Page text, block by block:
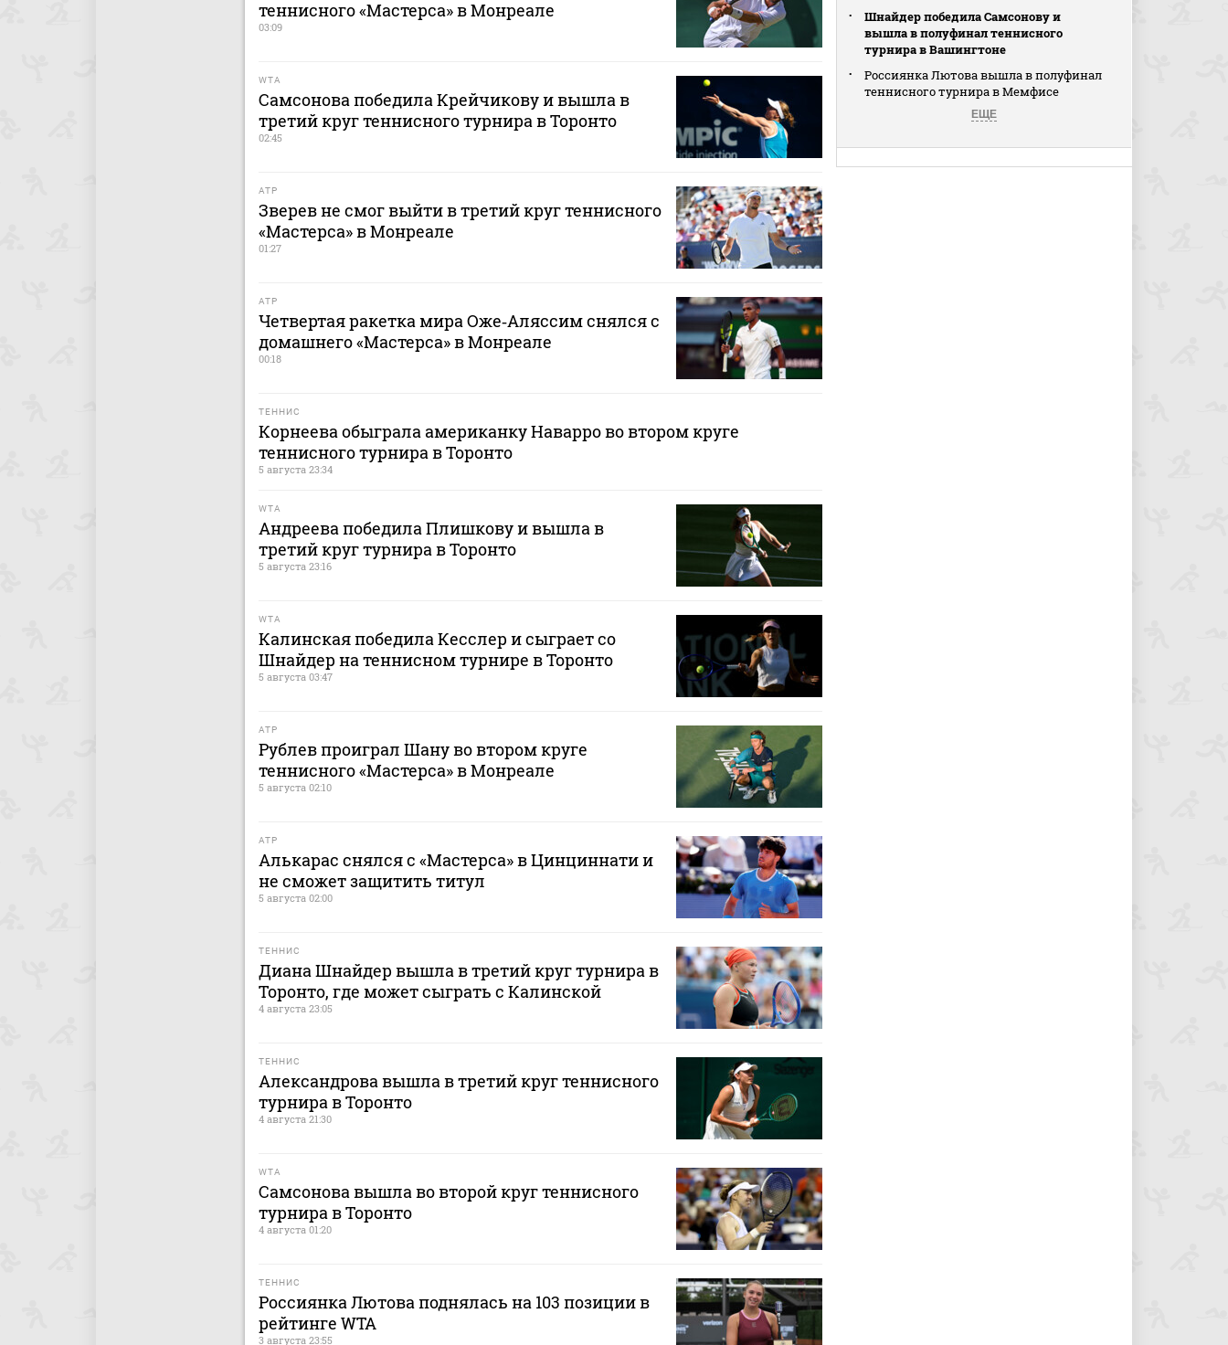
теннисного «Мастерса» в Монреале
03:09
WTA
Самсонова победила Крейчикову и вышла в
третий круг теннисного турнира в Торонто
02:45
ATP
Зверев не смог выйти в третий круг теннисного
«Мастерса» в Монреале
01:27
ATP
Четвертая ракетка мира Оже‑Аляссим снялся с
домашнего «Мастерса» в Монреале
00:18
ТЕННИС
Корнеева обыграла американку Наварро во втором круге
теннисного турнира в Торонто
5 августа 23:34
WTA
Андреева победила Плишкову и вышла в
третий круг турнира в Торонто
5 августа 23:16
WTA
Калинская победила Кесслер и сыграет со
Шнайдер на теннисном турнире в Торонто
5 августа 03:47
ATP
Рублев проиграл Шану во втором круге
теннисного «Мастерса» в Монреале
5 августа 02:10
ATP
Алькарас снялся с «Мастерса» в Цинциннати и
не сможет защитить титул
5 августа 02:00
ТЕННИС
Диана Шнайдер вышла в третий круг турнира в
Торонто, где может сыграть с Калинской
4 августа 23:05
ТЕННИС
Александрова вышла в третий круг теннисного
турнира в Торонто
4 августа 21:30
WTA
Самсонова вышла во второй круг теннисного
турнира в Торонто
4 августа 01:20
ТЕННИС
Россиянка Лютова поднялась на 103 позиции в
рейтинге WTA
3 августа 23:55
Шнайдер победила Самсонову и
вышла в полуфинал теннисного
турнира в Вашингтоне
Россиянка Лютова вышла в полуфинал
теннисного турнира в Мемфисе
ЕЩЕ